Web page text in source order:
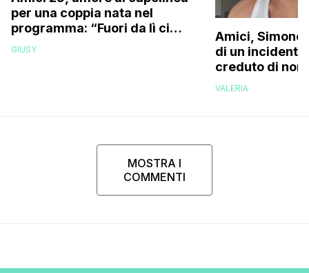
per una coppia nata nel
programma: “Fuori da lì ci
siamo resi conto che…”
GIUSY
Amici, Simone
di un incidente
creduto di
più la mia
VALERIA
MOSTRA I
COMMENTI